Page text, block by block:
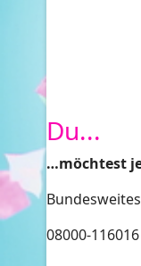
Du...
…möchtest
08000-116016